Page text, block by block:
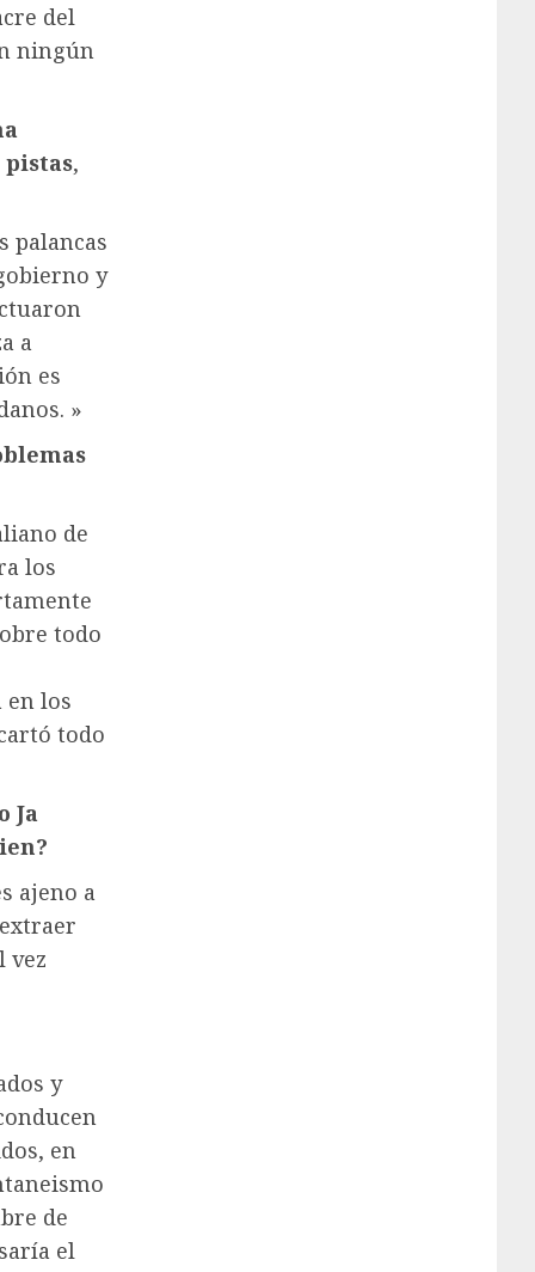
del
ningún
pistas,
palancas
y
a
es
»
de
los
todo
en los
todo
Ja
ajeno a
vez
y
en
de
el